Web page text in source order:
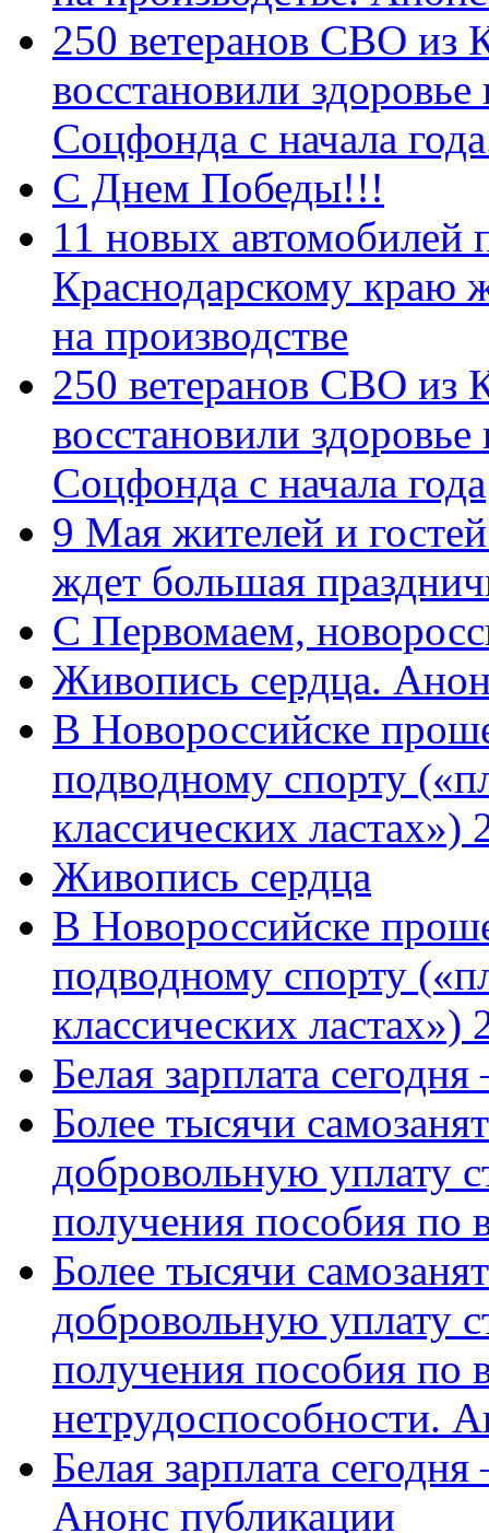
250 ветеранов СВО из
восстановили
Соцфонда с начала
С Днем Победы!!!
11 новых автомобилей
Краснодарскому краю
на производстве
250 ветеранов СВО из
восстановили
Соцфонда с начала года
9 Мая жителей и
ждет большая
C Первомаем,
Живопись сердца.
В Новороссийске
подводному спорту
классических
Живопись сердца
В Новороссийске
подводному спорту
классических ластах»)
Белая зарплата
Более тысячи
добровольную уплату
получения пособия по
Более тысячи
добровольную уплату
получения пособия по
нетрудоспособности.
Белая зарплата
Анонс публикации